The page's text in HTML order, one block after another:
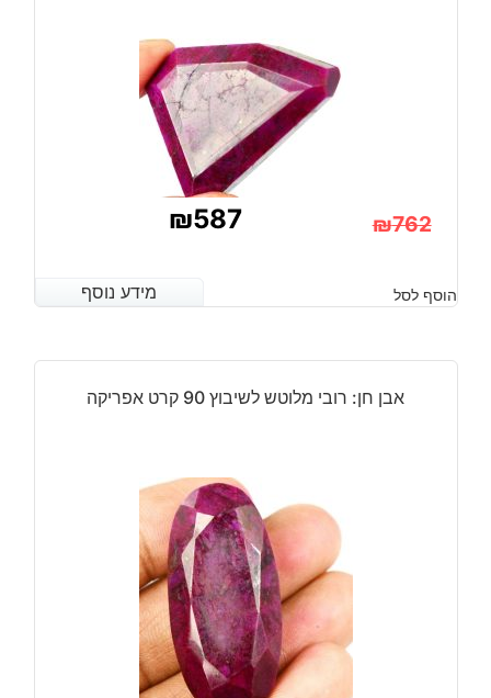
10
מ"מ
במשקל:
5.9
קרט
₪762
המקורי
₪587
הנוכחי
מידע נוסף הוסף לסל מידע נוסף
אבן חן: רובי מלוטש לשיבוץ 90 קרט אפריקה